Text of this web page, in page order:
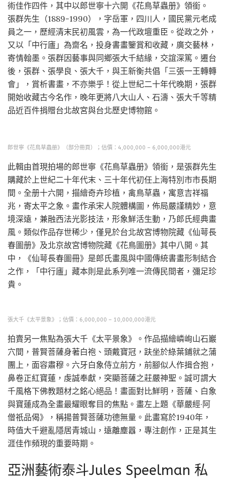
術佳作四件，其中以郎世寧十六開《花鳥草蟲册》領銜。
張群先生（1889-1990），字岳軍，四川人，國民黨元老成
員之一，歷經清末民初風雲，為一代政壇重臣。從政之外，
又以「中行廬」為齋名，投身書畫鑒賞和收藏，廣交藝林，
寄情翰墨。張群因藝事與同鄉張大千結緣，交誼深篤。遷台
後，張群、張學良、張大千，與王新衡共倡「三張一王轉轉
會」，賞析書畫，不亦樂乎！從上世紀二十年代晚期，張群
開始收藏古今名作，晚年更將八大山人、石濤、張大千等精
品近百件捐贈台北故宮與台北歷史博物館。
郎世寧《花鳥草蟲册》（部分冊頁）；估價：4,000,000 – 6,000,000港元
此輯由首現拍場的郎世寧《花鳥草蟲册》領銜，是張群先生
購藏於上世紀二十年代末、三十年代初任上海特別市市長期
間。全册十六開，描繪奇卉珍植，禽鳥草蟲，寓意吉祥福
兆，寄太平之象。畫作承宋人院體構圖，佈局嚴謹精妙，意
境深遠，兼融西法光影技法，形象鮮活生動，乃郎氏經典畫
風。類似作品存世稀少，僅見於台北故宮博物院藏《仙萼長
春圖册》及北京故宮博物院藏《花鳥圖册》其中八開。其
中，《仙萼長春圖冊》是郎氏畫風與中國傳統書畫形制結合
之作，「中行廬」藏本則是此系列唯一流傳民間者，彌足珍
貴。
張大千《太平景象》；估價：6,000,000 – 10,000,000港元
拍賣另一焦點為張大千《太平景象》。作品描繪嶙峋山石巖
穴間，普賢菩薩身著白袍、頭戴寶冠，趺坐於綠葉鋪就之蒲
團上，面容肅穆。六牙白象侍立前方，前腳似人作揖合抱，
鼻卷正紅寶蓮，虔誠奉獻，突顯菩薩之莊嚴神聖。誠可謂大
千風格下佛教題材之銘心絕品！畫面對比鮮明，菩薩、白象
與寶蓮成為全畫最耀眼奪目的焦點。畫左上題《華嚴經·阿
僧祇品偈》，稱揚普賢菩薩功德無量。此畫寫於1940年，
時值大千避亂隱居青城山，遠離塵囂，專注創作，正是其生
涯佳作頻現的重要時期。
亞洲藝術泰斗Jules Speelman 私